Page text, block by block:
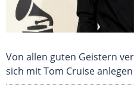
Von allen guten Geistern
sich mit Tom Cruise anlegen